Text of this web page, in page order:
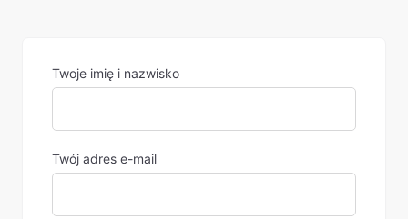
Twoje imię i nazwisko
Twój adres e-mail